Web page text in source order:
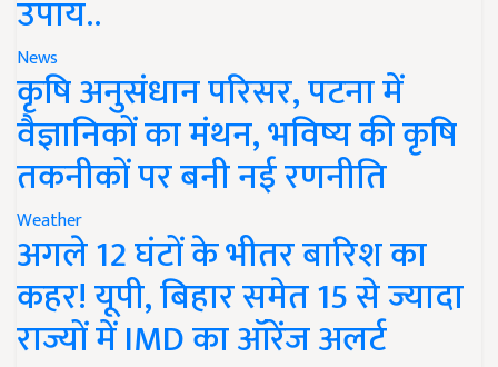
उपाय..
News
कृषि अनुसंधान परिसर, पटना में
वैज्ञानिकों का मंथन, भविष्य की कृषि
तकनीकों पर बनी नई रणनीति
Weather
अगले 12 घंटों के भीतर बारिश का
कहर! यूपी, बिहार समेत 15 से ज्यादा
राज्यों में IMD का ऑरेंज अलर्ट